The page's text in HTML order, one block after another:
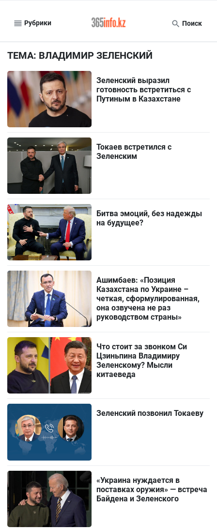
Рубрики Поиск
ТЕМА: ВЛАДИМИР ЗЕЛЕНСКИЙ
Зеленский выразил
готовность встретиться с
Путиным в Казахстане
Токаев встретился с
Зеленским
Битва эмоций, без надежды
на будущее?
Ашимбаев: «Позиция
Казахстана по Украине –
четкая, сформулированная,
она озвучена не раз
руководством страны»
Что стоит за звонком Си
Цзиньпина Владимиру
Зеленскому? Мысли
китаеведа
Зеленский позвонил Токаеву
«Украина нуждается в
поставках оружия» — встреча
Байдена и Зеленского